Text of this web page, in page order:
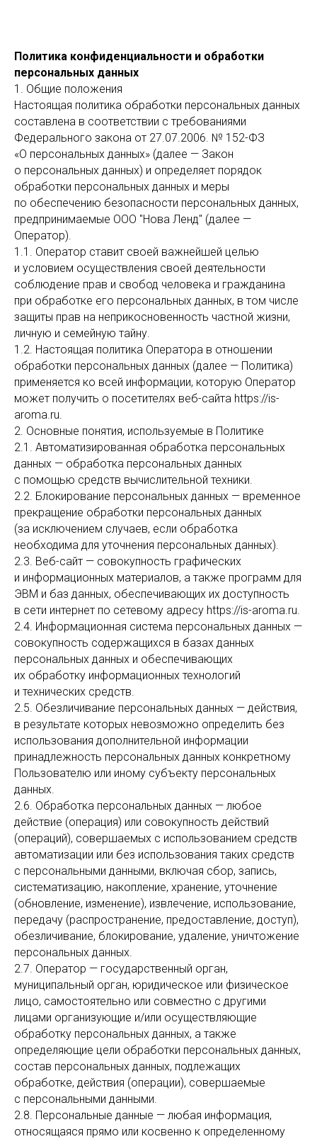
Политика конфиденциальности и обработки
персональных данных
1. Общие положения
Настоящая политика обработки персональных данных
составлена в соответствии с требованиями
Федерального закона от 27.07.2006. № 152-ФЗ
«О персональных данных» (далее — Закон
о персональных данных) и определяет порядок
обработки персональных данных и меры
по обеспечению безопасности персональных данных,
предпринимаемые ООО "Нова Ленд" (далее —
Оператор).
1.1. Оператор ставит своей важнейшей целью
и условием осуществления своей деятельности
соблюдение прав и свобод человека и гражданина
при обработке его персональных данных, в том числе
защиты прав на неприкосновенность частной жизни,
личную и семейную тайну.
1.2. Настоящая политика Оператора в отношении
обработки персональных данных (далее — Политика)
применяется ко всей информации, которую Оператор
может получить о посетителях веб-сайта https://is-
aroma.ru.
2. Основные понятия, используемые в Политике
2.1. Автоматизированная обработка персональных
данных — обработка персональных данных
с помощью средств вычислительной техники.
2.2. Блокирование персональных данных — временное
прекращение обработки персональных данных
(за исключением случаев, если обработка
необходима для уточнения персональных данных).
2.3. Веб-сайт — совокупность графических
и информационных материалов, а также программ для
ЭВМ и баз данных, обеспечивающих их доступность
в сети интернет по сетевому адресу https://is-aroma.ru.
2.4. Информационная система персональных данных —
совокупность содержащихся в базах данных
персональных данных и обеспечивающих
их обработку информационных технологий
и технических средств.
2.5. Обезличивание персональных данных — действия,
в результате которых невозможно определить без
использования дополнительной информации
принадлежность персональных данных конкретному
Пользователю или иному субъекту персональных
данных.
2.6. Обработка персональных данных — любое
действие (операция) или совокупность действий
(операций), совершаемых с использованием средств
автоматизации или без использования таких средств
с персональными данными, включая сбор, запись,
систематизацию, накопление, хранение, уточнение
(обновление, изменение), извлечение, использование,
передачу (распространение, предоставление, доступ),
обезличивание, блокирование, удаление, уничтожение
персональных данных.
2.7. Оператор — государственный орган,
муниципальный орган, юридическое или физическое
лицо, самостоятельно или совместно с другими
лицами организующие и/или осуществляющие
обработку персональных данных, а также
определяющие цели обработки персональных данных,
состав персональных данных, подлежащих
обработке, действия (операции), совершаемые
с персональными данными.
2.8. Персональные данные — любая информация,
относящаяся прямо или косвенно к определенному